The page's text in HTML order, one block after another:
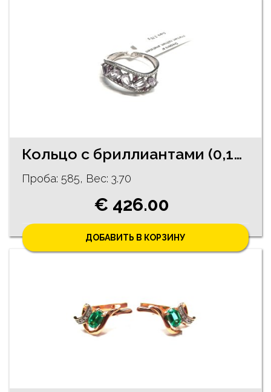
Кольцо с бриллиантами (0,16 ct), рубинами (0,07 ct), аметистами 6492-0753
Проба: 585, Bес: 3.70
€ 426.00
ДОБАВИТЬ В КОРЗИНУ